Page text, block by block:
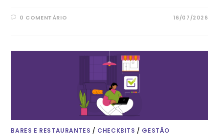
0 COMENTÁRIO 16/07/2026
BARES E RESTAURANTES / CHECKBITS / GESTÃO